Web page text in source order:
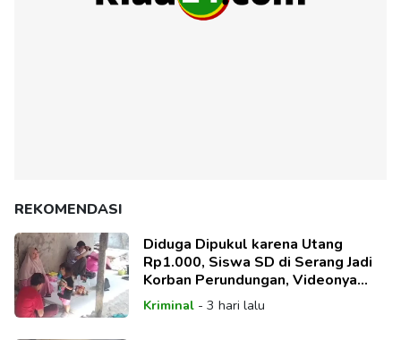
REKOMENDASI
Diduga Dipukul karena Utang
Rp1.000, Siswa SD di Serang Jadi
Korban Perundungan, Videonya
Viral
Kriminal- 3 hari lalu